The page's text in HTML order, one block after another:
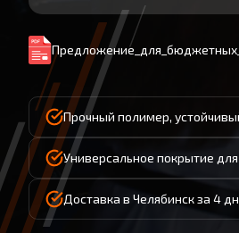
Прочный полимер,
Универсальное покрытие
Доставка в Челябинск за 4